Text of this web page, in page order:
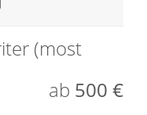
Mendes. I write
that
relaxed